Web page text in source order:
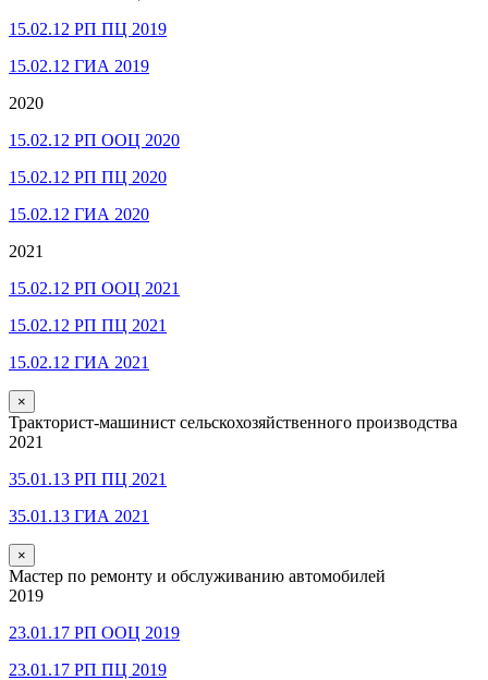
15.02.12 РП ПЦ 2019
15.02.12 ГИА 2019
2020
15.02.12 РП ООЦ 2020
15.02.12 РП ПЦ 2020
15.02.12 ГИА 2020
2021
15.02.12 РП ООЦ 2021
15.02.12 РП ПЦ 2021
15.02.12 ГИА 2021
×
Тракторист-машинист сельскохозяйственного производства
2021
35.01.13 РП ПЦ 2021
35.01.13 ГИА 2021
×
Мастер по ремонту и обслуживанию автомобилей
2019
23.01.17 РП ООЦ 2019
23.01.17 РП ПЦ 2019